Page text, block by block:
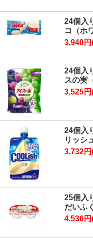
24個
コ（ホ
3,940
24個
スの実
3,525
24個
リッシ
3,732
25個
だいふく
4,536